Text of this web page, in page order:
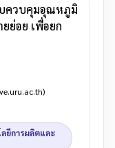
ควบคุมอุณหภูมิ
ย่อย เพื่อยก
ยีการผลิตและ